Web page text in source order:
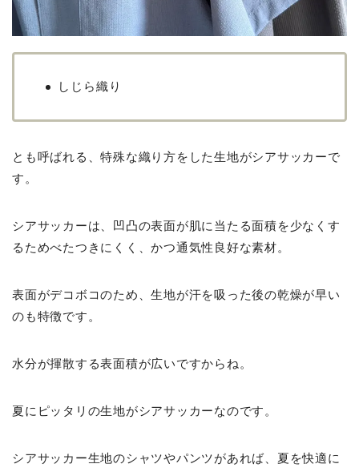
しじら織り
とも呼ばれる、特殊な織り方をした生地がシアサッカーで
す。
シアサッカーは、凹凸の表面が肌に当たる面積を少なくす
るためべたつきにくく、かつ通気性良好な素材。
表面がデコボコのため、生地が汗を吸った後の乾燥が早い
のも特徴です。
水分が揮散する表面積が広いですからね。
夏にピッタリの生地がシアサッカーなのです。
シアサッカー生地のシャツやパンツがあれば、夏を快適に